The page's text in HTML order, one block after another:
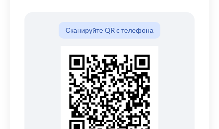
Сканируйте QR с телефона